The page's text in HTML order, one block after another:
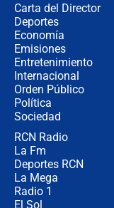
Carta del Director
Deportes
Economía
Emisiones
Entretenimiento
Internacional
Orden Público
Política
Sociedad
RCN Radio
La Fm
Deportes RCN
La Mega
Radio 1
El Sol